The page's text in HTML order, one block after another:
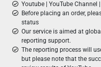
Youtube | YouTube
Before placing an order,
status
Our service is aimed at
reporting support.
The reporting process will
but please note that the